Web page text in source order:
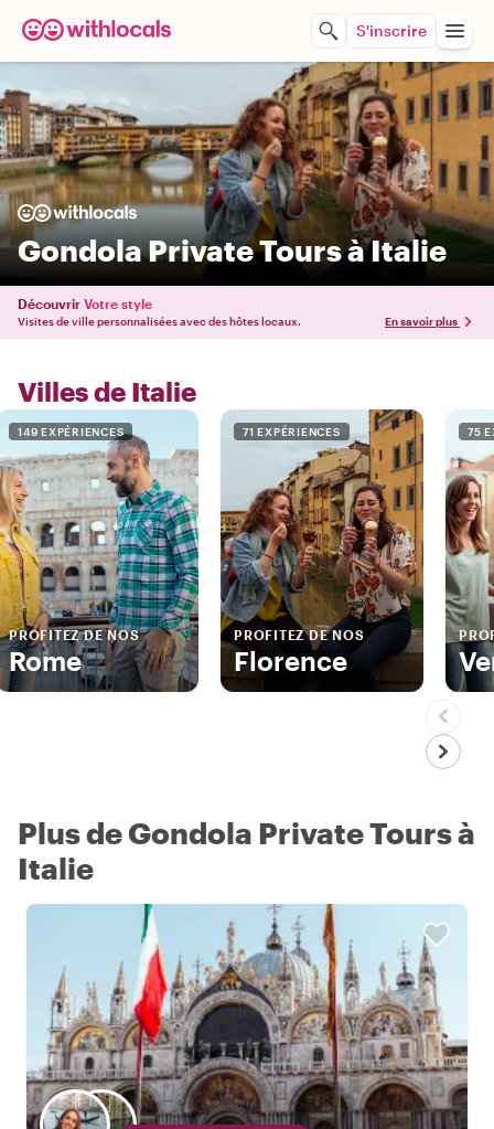
S'inscrire
Gondola Private Tours à Italie
Découvrir Votre style
Visites de ville personnalisées avec des hôtes locaux. En savoir plus
Villes de Italie
149 EXPÉRIENCES
PROFITEZ DE NOS
Rome
71 EXPÉRIENCES
PROFITEZ DE NOS
Florence
75
Plus de Gondola Private Tours à
Italie